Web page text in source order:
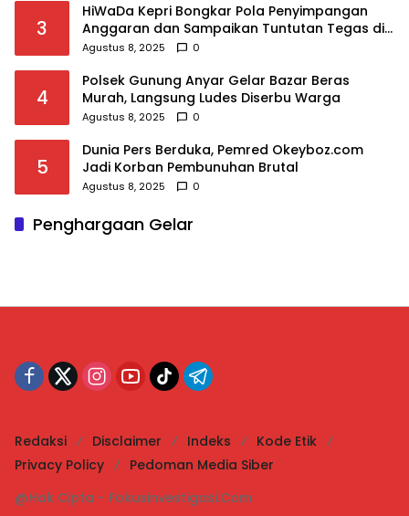
3
HiWaDa Kepri Bongkar Pola Penyimpangan
Anggaran dan Sampaikan Tuntutan Tegas di
Kejaksaan Tanjungpinang
Agustus 8, 2025 0
4
Polsek Gunung Anyar Gelar Bazar Beras
Murah, Langsung Ludes Diserbu Warga
Agustus 8, 2025 0
5
Dunia Pers Berduka, Pemred Okeyboz.com
Jadi Korban Pembunuhan Brutal
Agustus 8, 2025 0
Penghargaan Gelar
Redaksi Disclaimer Indeks
Kode Etik
Privacy Policy
Pedoman Media Siber
@Hak Cipta - Fokusinvestigasi.Com